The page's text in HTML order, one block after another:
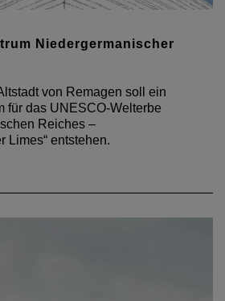
Niedergermanischer
von Remagen soll ein
für das UNESCO-Welterbe
Reiches –
Limes“ entstehen.